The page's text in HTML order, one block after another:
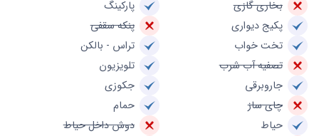
بخاری گازی
پارکینگ
پکیج دیواری
پنکه سقفی
تخت خواب
تراس - بالکن
تصفیه آب شرب
تلویزیون
جاروبرقی
جکوزی
چای ساز
حمام
حیاط
دوش داخل حیاط